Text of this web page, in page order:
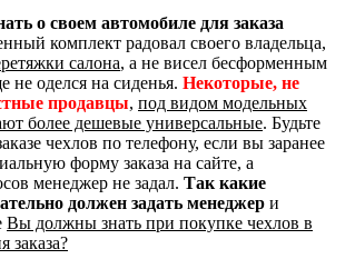
о своем автомобиле для заказа
комплект радовал своего владельца,
салона, а не висел бесформенным
оделся на сиденья. Некоторые, не
продавцы, под видом модельных
более дешевые универсальные. Будьте
чехлов по телефону, если вы заранее
форму заказа на сайте, а
менеджер не задал. Так какие
должен задать менеджер и
Вы должны знать при покупке чехлов в
заказа?